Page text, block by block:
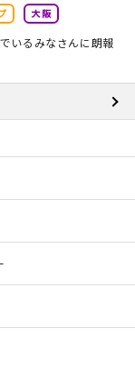
大阪
いるみなさんに朗報